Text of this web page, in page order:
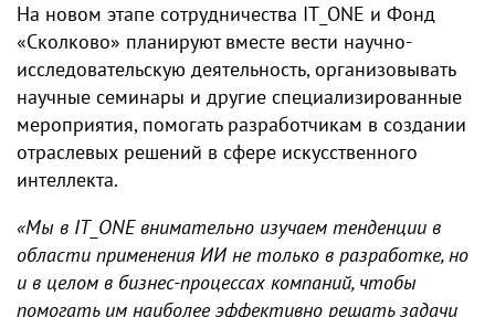
На новом этапе сотрудничества IT_ONE и Фонд
«Сколково» планируют вместе вести научно-
исследовательскую деятельность, организовывать
научные семинары и другие специализированные
мероприятия, помогать разработчикам в создании
отраслевых решений в сфере искусственного
интеллекта.
«Мы в IT_ONE внимательно изучаем тенденции в
области применения ИИ не только в разработке, но
и в целом в бизнес-процессах компаний, чтобы
помогать им наиболее эффективно решать задачи